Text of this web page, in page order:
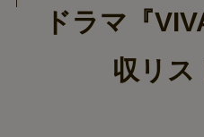
ドラマ『
収リス